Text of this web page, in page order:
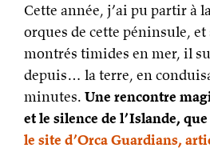
Cette année, j’ai pu partir à
orques de cette péninsule, et
montrés timides en mer, il
depuis… la terre, en
minutes. Une rencontre
et le silence de l’Islande, que
le site d’Orca Guardians,